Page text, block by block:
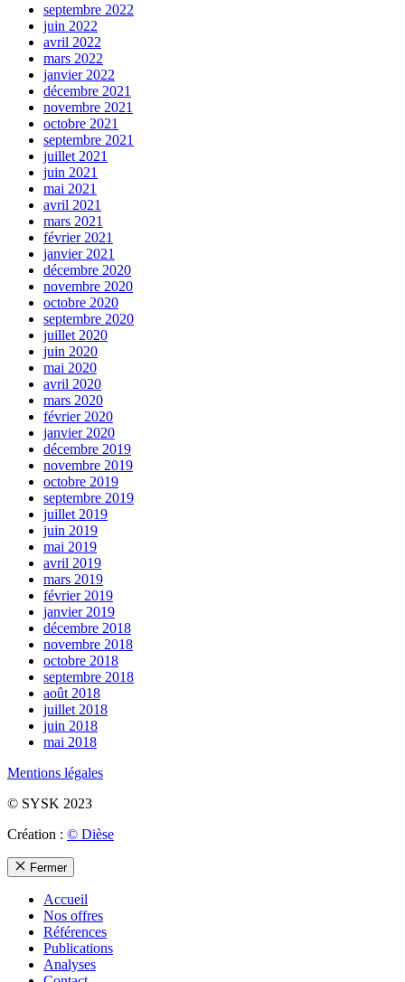
septembre 2022
juin 2022
avril 2022
mars 2022
janvier 2022
décembre 2021
novembre 2021
octobre 2021
septembre 2021
juillet 2021
juin 2021
mai 2021
avril 2021
mars 2021
février 2021
janvier 2021
décembre 2020
novembre 2020
octobre 2020
septembre 2020
juillet 2020
juin 2020
mai 2020
avril 2020
mars 2020
février 2020
janvier 2020
décembre 2019
novembre 2019
octobre 2019
septembre 2019
juillet 2019
juin 2019
mai 2019
avril 2019
mars 2019
février 2019
janvier 2019
décembre 2018
novembre 2018
octobre 2018
septembre 2018
août 2018
juillet 2018
juin 2018
mai 2018
Mentions légales
© SYSK 2023
Création : © Dièse
Fermer
Accueil
Nos offres
Références
Publications
Analyses